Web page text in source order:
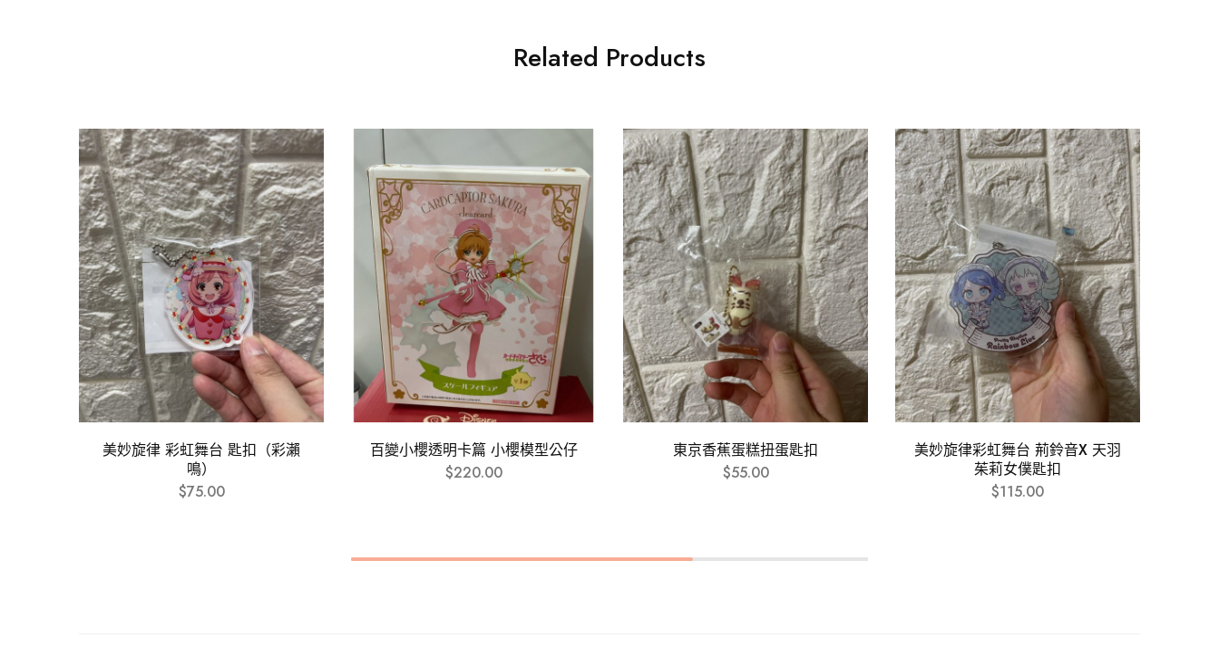
Related Products
美妙旋律 彩虹舞台 匙扣（彩瀨
鳴）
$75.00
百變小櫻透明卡篇 小櫻模型公仔
$220.00
東京香蕉蛋糕扭蛋匙扣
$55.00
美妙旋律彩虹舞台 荊鈴音X 天羽
茱莉女僕匙扣
$115.00